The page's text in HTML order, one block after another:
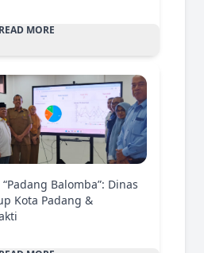
READ MORE
Balomba”: Dinas
Kota Padang &